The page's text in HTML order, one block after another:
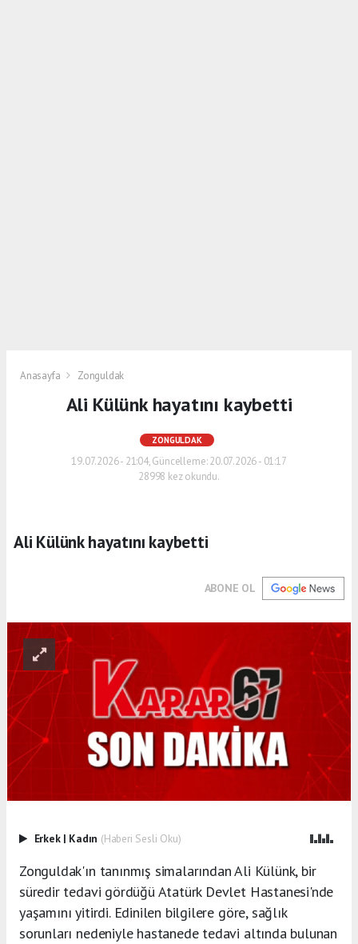
Anasayfa Zonguldak
Ali Külünk hayatını kaybetti
ZONGULDAK
19.07.2026 - 21:04, Güncelleme: 20.07.2026 - 01:17
28998 kez okundu.
Ali Külünk hayatını kaybetti
ABONE OL
Erkek | Kadın (Haberi Sesli Oku)
Zonguldak'ın tanınmış simalarından Ali Külünk, bir
süredir tedavi gördüğü Atatürk Devlet Hastanesi'nde
yaşamını yitirdi. Edinilen bilgilere göre, sağlık
sorunları nedeniyle hastanede tedavi altında bulunan